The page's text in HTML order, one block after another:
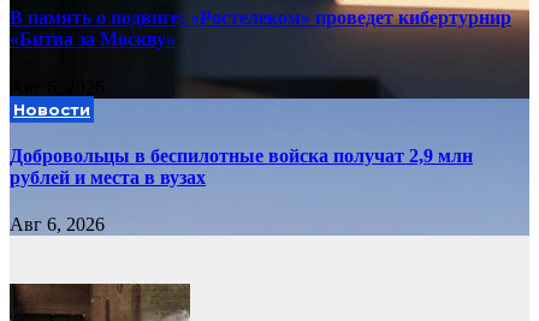
В память о подвиге: «Ростелеком» проведет кибертурнир
«Битва за Москву»
Новости
Добровольцы в беспилотные войска получат 2,9 млн
рублей и места в вузах
Авг 6, 2026